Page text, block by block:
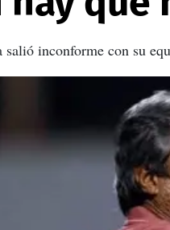
inconforme con su